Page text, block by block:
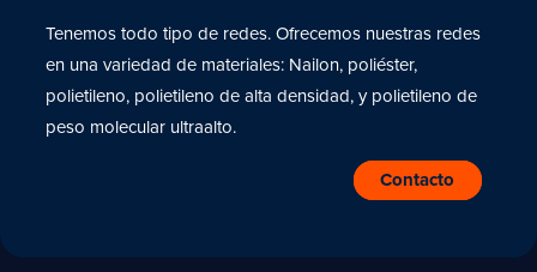
Tenemos todo tipo de redes. Ofrecemos nuestras redes
en una variedad de materiales: Nailon, poliéster,
polietileno, polietileno de alta densidad, y polietileno de
peso molecular ultraalto.
Contacto